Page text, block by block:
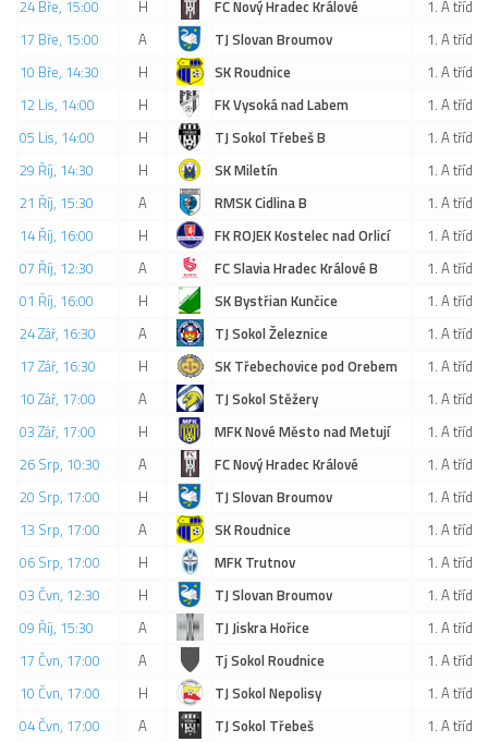
St. dorost
Zápasy SD 2026/27
Zápasy
Ml. dorost
Zápasy MD
Hráči
Realizační tým
Zápasy SŽ 2025/26
Hráči
Realizační tým
Zápasy
Ml. žáci
Hráči
Výsledky
24 Bře, 15:00
H FC Nový Hradec Králové
1. A třída
17 Bře, 15:00
A TJ Slovan Broumov
1. A třída
10 Bře, 14:30
H SK Roudnice
1. A třída
12 Lis, 14:00
H FK Vysoká nad Labem
1. A třída
05 Lis, 14:00
H TJ Sokol Třebeš B
1. A třída
29 Říj, 14:30
H SK Miletín
1. A třída
21 Říj, 15:30
A RMSK Cidlina B
1. A třída
14 Říj, 16:00
H FK ROJEK Kostelec nad Orlicí
1. A třída
07 Říj, 12:30
A FC Slavia Hradec Králové B
1. A třída
01 Říj, 16:00
H SK Bystřian Kunčice
1. A třída
24 Zář, 16:30
A TJ Sokol Železnice
1. A třída
17 Zář, 16:30
H SK Třebechovice pod Orebem
1. A třída
10 Zář, 17:00
A TJ Sokol Stěžery
1. A třída
03 Zář, 17:00
H MFK Nové Město nad Metují
1. A třída
26 Srp, 10:30
A FC Nový Hradec Králové
1. A třída
20 Srp, 17:00
H TJ Slovan Broumov
1. A třída
13 Srp, 17:00
A SK Roudnice
1. A třída
06 Srp, 17:00
H MFK Trutnov
1. A třída
03 Čvn, 12:30
H TJ Slovan Broumov
1. A třída
09 Říj, 15:30
A TJ Jiskra Hořice
1. A třída
17 Čvn, 17:00
A Tj Sokol Roudnice
1. A třída
10 Čvn, 17:00
H TJ Sokol Nepolisy
1. A třída
04 Čvn, 17:00
A TJ Sokol Třebeš 1. A třída